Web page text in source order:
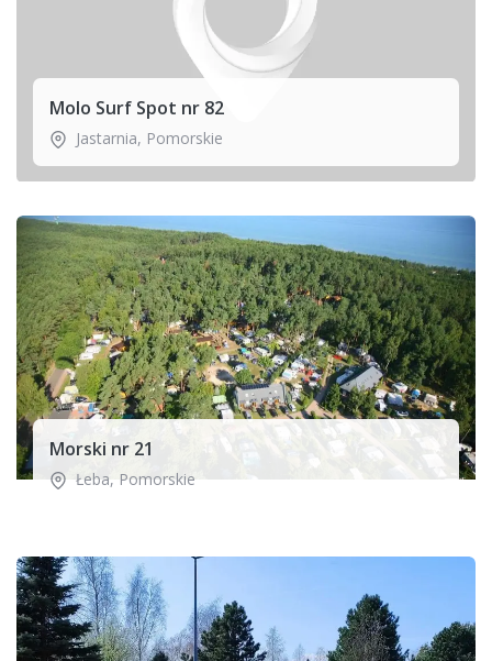
Molo Surf Spot nr 82
Jastarnia, Pomorskie
Morski nr 21
Łeba, Pomorskie